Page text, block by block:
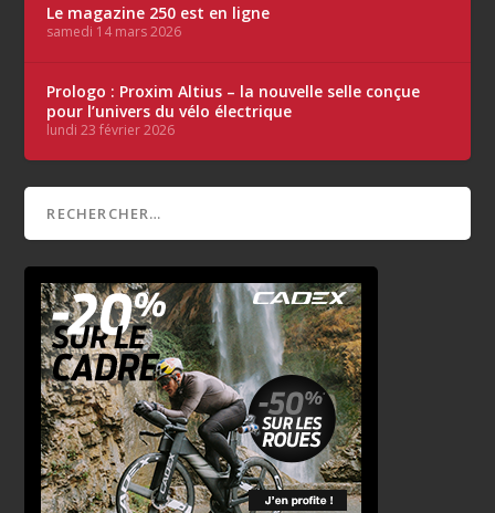
Le magazine 250 est en ligne
samedi 14 mars 2026
Prologo : Proxim Altius – la nouvelle selle conçue
pour l’univers du vélo électrique
lundi 23 février 2026